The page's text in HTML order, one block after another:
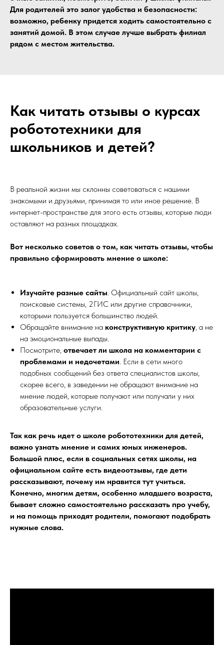
Для родителей это залог удобства и безопасности:
возможно, ребенку придется ходить самостоятельно с
занятий домой. В этом случае лучше выбрать филиал
рядом с местом жительства.
Как читать отзывы о курсах
робототехники для
школьников и детей?
В реальной жизни мы склонны советоваться с нашими
знакомыми и друзьями, принимая то или иное решение. В
интернет-пространстве для этого есть отзывы, которые люди
оставляют на разных площадках.
Вот несколько советов о том, как читать отзывы, чтобы
правильно сформировать мнение о школе:
Изучайте разные сайты. Официальный сайт школы,
поисковые системы, 2ГИС или другие справочники,
которыми пользуется большинство людей.
Обращайте внимание на конструктивную критику, а не
на эмоциональные выпады.
Посмотрите, отвечает ли школа на комментарии с
проблемами и недочетами. Если в сети много
подобных сообщений без ответа специалистов школы,
скорее всего, в заведении не обращают внимание на
мнение людей, которые получают или получали у них
образовательные услуги.
Так как речь идет о школе робототехники для детей,
важно узнать мнение и самих юных инженеров.
Большой плюс, если в социальных сетях школы, на
официальном сайте есть видеоотзывы, где дети
рассказывают, почему им нравится тут учиться.
Конечно, многим детям, особенно младшего возраста,
бывает сложно самостоятельно рассказать про учебу,
и на помощь приходят родители, помогают подобрать
нужные слова.